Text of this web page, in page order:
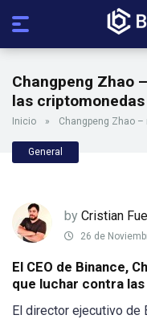
Changpeng Zhao
las criptomonedas
Inicio » Changpeng Zhao
General
by Cristian
26 de
El CEO de Binance,
que luchar contra
El director ejecutivo de